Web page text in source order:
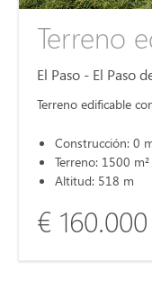
Terreno
El Paso - El Paso
Terreno edificable
Construcción: 0
Terreno: 1500 m²
Altitud: 518 m
€ 160.000